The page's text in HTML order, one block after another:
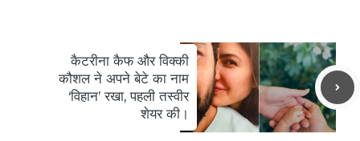
कैटरीना कैफ और विक्की
कौशल ने अपने बेटे का नाम
‘विहान’ रखा, पहली तस्वीर
शेयर की।